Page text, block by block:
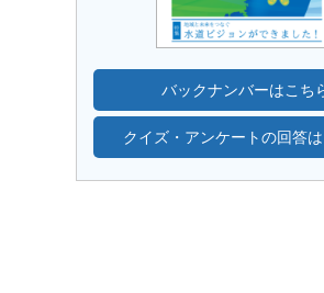
バックナンバーはこち
クイズ・アンケートの回答